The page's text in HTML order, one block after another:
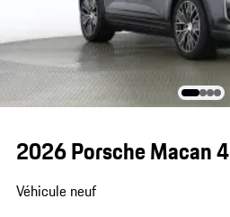
2026 Porsche Macan 4
Véhicule neuf